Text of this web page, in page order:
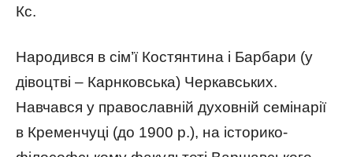
Кс.
Народився в сім’ї Костянтина і Барбари (у
дівоцтві – Карнковська) Черкавських.
Навчався у православній духовній семінарії
в Кременчуці (до 1900 р.), на історико-